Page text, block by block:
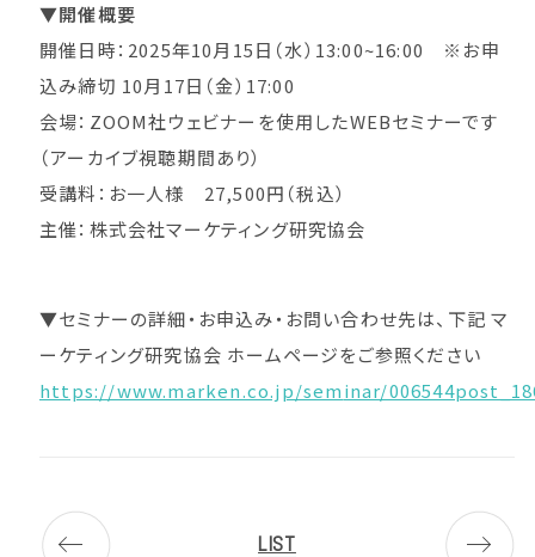
▼開催概要
開催日時：2025年10月15日（水）13:00~16:00 ※お申
込み締切 10月17日（金）17:00
会場：ZOOM社ウェビナーを使用したWEBセミナーです
（アーカイブ視聴期間あり）
受講料：お一人様 27,500円（税込）
主催：株式会社マーケティング研究協会
▼セミナーの詳細・お申込み・お問い合わせ先は、下記 マ
ーケティング研究協会 ホームページをご参照ください
https://www.marken.co.jp/seminar/
LIST